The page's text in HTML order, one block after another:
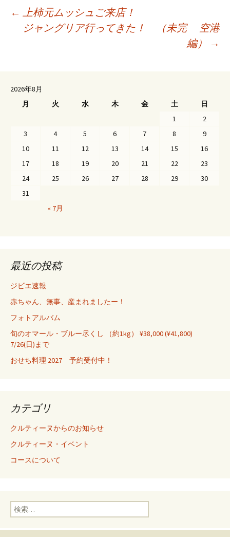
ゲ
←
上柿元ムッシュご来店！
ジャングリア行ってきた！ （未完 空港
編）
→
2026年8月
月
火 水 木 金 土 日
« 7月
1
2
3
4 5 6 7 8
9
10
11 12 13 14 15
16
17
18 19 20 21 22
23
24
25 26 27 28 29
30
31
最近の投稿
ジビエ速報
赤ちゃん、無事、産まれましたー！
フォトアルバム
旬のオマール・ブルー尽くし （約1kg） ¥38,000 (¥41,800)
7/26(日)まで
おせち料理 2027 予約受付中！
カテゴリ
クルティーヌからのお知らせ
クルティーヌ・イベント
コースについて
検
索
: